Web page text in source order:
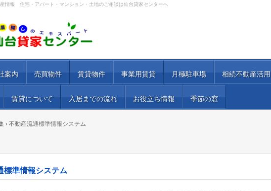
情報 住宅・アパート・マンション・土地のご相談は仙台貸家センターへ
案内 売買物件 賃貸物件 事業用賃貸 月極駐車場 相続不動産活用
賃貸について 入居までの流れ お役立ち情報 季節の窓
› 不動産流通標準情報システム
標準情報システム